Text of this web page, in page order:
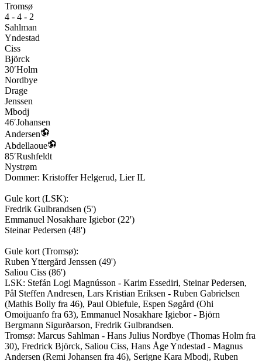
Tromsø
4 - 4 - 2
Sahlman
Yndestad
Ciss
Björck
30′Holm
Nordbye
Drage
Jenssen
Mbodj
46′Johansen
Andersen
Abdellaoue
85′Rushfeldt
Nystrøm
Dommer: Kristoffer Helgerud, Lier IL
Gule kort (LSK):
Fredrik Gulbrandsen (5')
Emmanuel Nosakhare Igiebor(22')
Steinar Pedersen (48')
Gule kort (Tromsø):
Ruben Yttergård Jenssen (49')
Saliou Ciss (86')
LSK: Stefán Logi Magnússon - Karim Essediri, Steinar Pedersen,
Pål Steffen Andresen, Lars Kristian Eriksen - Ruben Gabrielsen
(Mathis Bolly fra 46), Paul Obiefule, Espen Søgård (Ohi
Omoijuanfo fra 63), Emmanuel Nosakhare Igiebor - Björn
Bergmann Sigurðarson, Fredrik Gulbrandsen.
Tromsø: Marcus Sahlman - Hans Julius Nordbye (Thomas Holm fra
30), Fredrick Björck, Saliou Ciss, Hans Åge Yndestad - Magnus
Andersen (Remi Johansen fra 46), Serigne Kara Mbodj, Ruben